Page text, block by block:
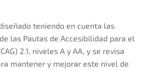
teniendo en cuenta las
las Pautas de Accesibilidad para el
2.1, niveles A y AA, y se revisa
mantener y mejorar este nivel de